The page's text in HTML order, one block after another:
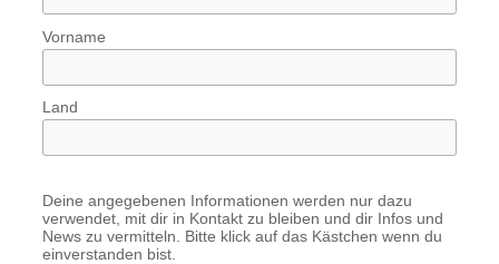
Vorname
Land
Deine angegebenen Informationen werden nur dazu
verwendet, mit dir in Kontakt zu bleiben und dir Infos und
News zu vermitteln. Bitte klick auf das Kästchen wenn du
einverstanden bist.